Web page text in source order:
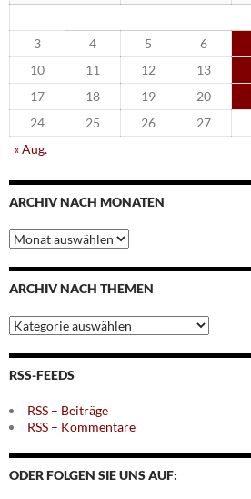
3
4 5 6
10
11 12 13
17
18 19 20
24
25 26 27
« Aug.
ARCHIV NACH MONATEN
Archiv
nach
Monaten
ARCHIV NACH THEMEN
Archiv
nach
Themen
RSS-FEEDS
RSS – Beiträge
RSS – Kommentare
ODER FOLGEN SIE UNS AUF: